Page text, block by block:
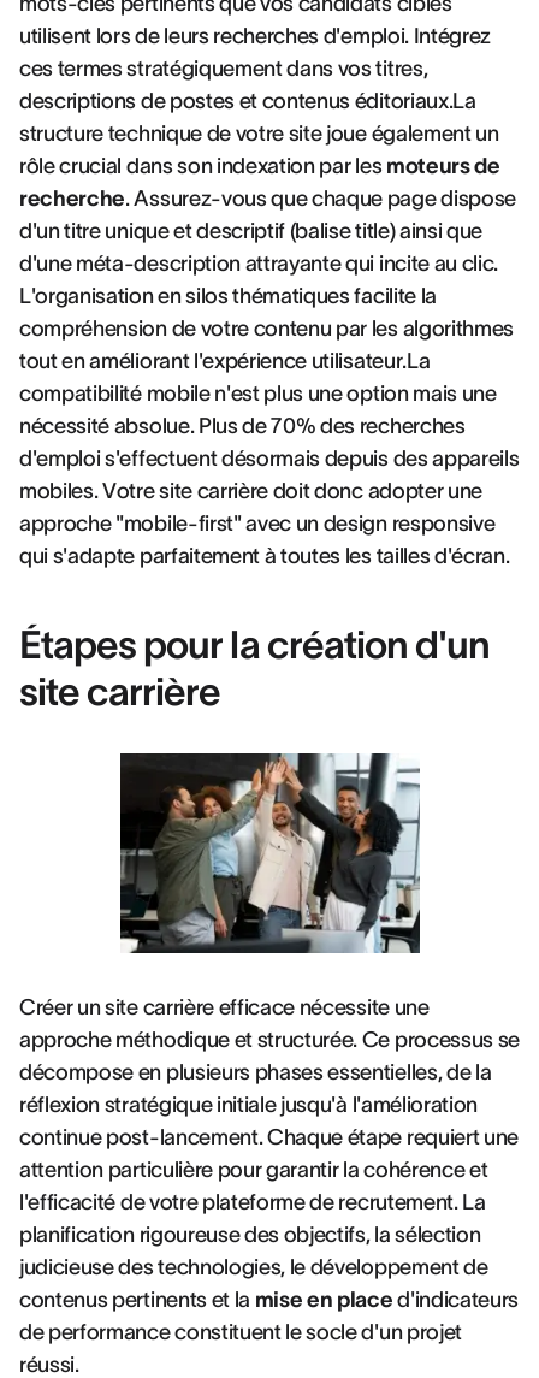
utilisent lors de leurs recherches d'emploi. Intégrez
ces termes stratégiquement dans vos titres,
descriptions de postes et contenus éditoriaux.La
structure technique de votre site joue également un
rôle crucial dans son indexation par les moteurs de
recherche. Assurez-vous que chaque page dispose
d'un titre unique et descriptif (balise title) ainsi que
d'une méta-description attrayante qui incite au clic.
L'organisation en silos thématiques facilite la
compréhension de votre contenu par les algorithmes
tout en améliorant l'expérience utilisateur.La
compatibilité mobile n'est plus une option mais une
nécessité absolue. Plus de 70% des recherches
d'emploi s'effectuent désormais depuis des appareils
mobiles. Votre site carrière doit donc adopter une
approche "mobile-first" avec un design responsive
qui s'adapte parfaitement à toutes les tailles d'écran.
Étapes pour la création d'un
site carrière
Créer un site carrière efficace nécessite une
approche méthodique et structurée. Ce processus se
décompose en plusieurs phases essentielles, de la
réflexion stratégique initiale jusqu'à l'amélioration
continue post-lancement. Chaque étape requiert une
attention particulière pour garantir la cohérence et
l'efficacité de votre plateforme de recrutement. La
planification rigoureuse des objectifs, la sélection
judicieuse des technologies, le développement de
contenus pertinents et la mise en place d'indicateurs
de performance constituent le socle d'un projet
réussi.